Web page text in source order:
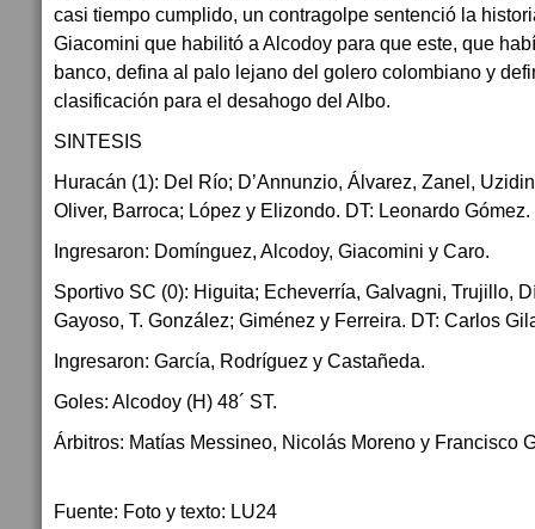
casi tiempo cumplido, un contragolpe sentenció la
Giacomini que habilitó a Alcodoy para que este, que
banco, defina al palo lejano del golero colombiano y
clasificación para el desahogo del Albo.
SINTESIS
Huracán (1): Del Río; D’Annunzio, Álvarez, Zanel,
Oliver, Barroca; López y Elizondo. DT: Leonardo Gómez.
Ingresaron: Domínguez, Alcodoy, Giacomini y Caro.
Sportivo SC (0): Higuita; Echeverría, Galvagni, Trujillo,
Gayoso, T. González; Giménez y Ferreira. DT: Carlos
Ingresaron: García, Rodríguez y Castañeda.
Goles: Alcodoy (H) 48´ ST.
Árbitros: Matías Messineo, Nicolás Moreno y Francisco
Fuente: Foto y texto: LU24